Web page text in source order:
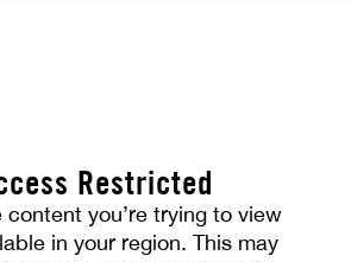
Restricted
content you’re trying to view
in your region. This may